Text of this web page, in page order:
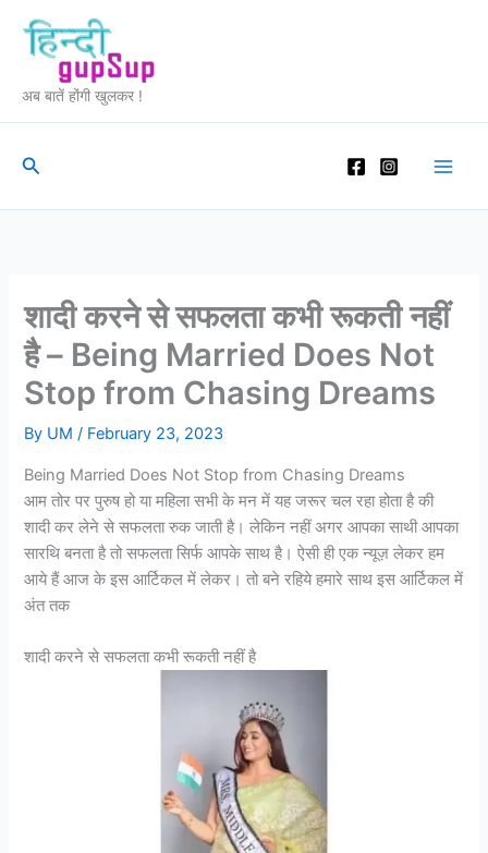
content
अब बातें होंगी खुलकर !
Search
शादी करने से सफलता कभी रूकती नहीं
है – Being Married Does Not
Stop from Chasing Dreams
By UM/ February 23, 2023
Being Married Does Not Stop from Chasing Dreams
आम तोर पर पुरुष हो या महिला सभी के मन में यह जरूर चल रहा होता है की
शादी कर लेने से सफलता रुक जाती है। लेकिन नहीं अगर आपका साथी आपका
सारथि बनता है तो सफलता सिर्फ आपके साथ है। ऐसी ही एक न्यूज़ लेकर हम
आये हैं आज के इस आर्टिकल में लेकर। तो बने रहिये हमारे साथ इस आर्टिकल में
अंत तक
शादी करने से सफलता कभी रूकती नहीं है